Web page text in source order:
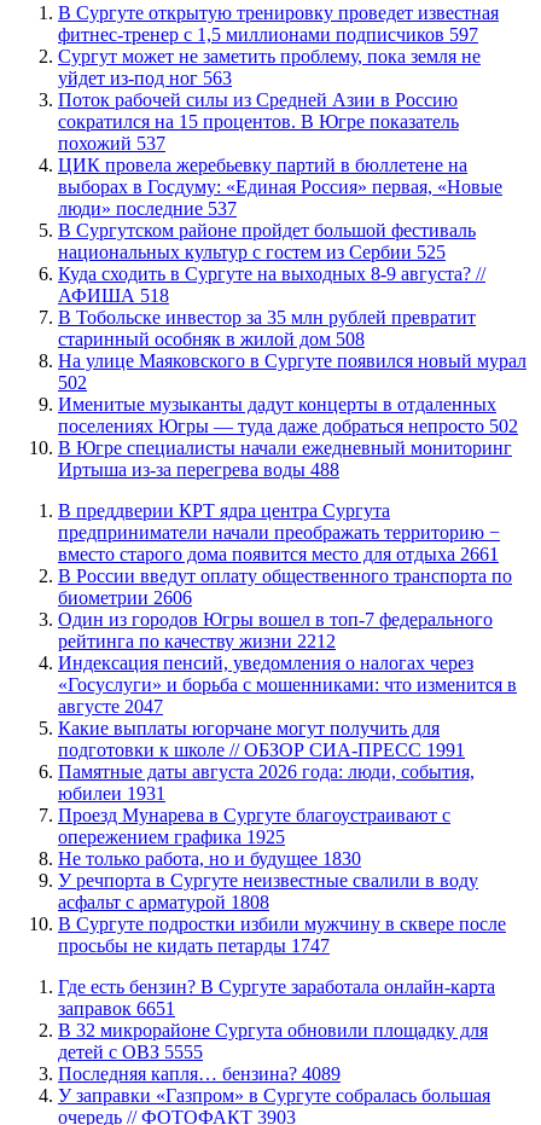
В Сургуте открытую тренировку проведет известная
фитнес-тренер с 1,5 миллионами подписчиков 597
Сургут может не заметить проблему, пока земля не
уйдет из-под ног 563
Поток рабочей силы из Средней Азии в Россию
сократился на 15 процентов. В Югре показатель
похожий 537
ЦИК провела жеребьевку партий в бюллетене на
выборах в Госдуму: «Единая Россия» первая, «Новые
люди» последние 537
В Сургутском районе пройдет большой фестиваль
национальных культур с гостем из Сербии 525
​Куда сходить в Сургуте на выходных 8-9 августа? //
АФИША 518
В Тобольске инвестор за 35 млн рублей превратит
старинный особняк в жилой дом 508
​На улице Маяковского в Сургуте появился новый мурал
502
Именитые музыканты дадут концерты в отдаленных
поселениях Югры — туда даже добраться непросто 502
В Югре специалисты начали ежедневный мониторинг
Иртыша из-за перегрева воды 488
​В преддверии КРТ ядра центра Сургута
предприниматели начали преображать территорию −
вместо старого дома появится место для отдыха 2661
В России введут оплату общественного транспорта по
биометрии 2606
Один из городов Югры вошел в топ-7 федерального
рейтинга по качеству жизни 2212
​Индексация пенсий, уведомления о налогах через
«Госуслуги» и борьба с мошенниками: что изменится в
августе 2047
Какие выплаты югорчане могут получить для
подготовки к школе // ОБЗОР СИА-ПРЕСС 1991
​Памятные даты августа 2026 года: люди, события,
юбилеи 1931
​Проезд Мунарева в Сургуте благоустраивают с
опережением графика 1925
​Не только работа, но и будущее 1830
​У речпорта в Сургуте неизвестные свалили в воду
асфальт с арматурой 1808
В Сургуте подростки избили мужчину в сквере после
просьбы не кидать петарды 1747
​Где есть бензин? В Сургуте заработала онлайн-карта
заправок 6651
В 32 микрорайоне Сургута обновили площадку для
детей с ОВЗ 5555
​Последняя капля… бензина? 4089
​У заправки «Газпром» в Сургуте собралась большая
очередь // ФОТОФАКТ 3903